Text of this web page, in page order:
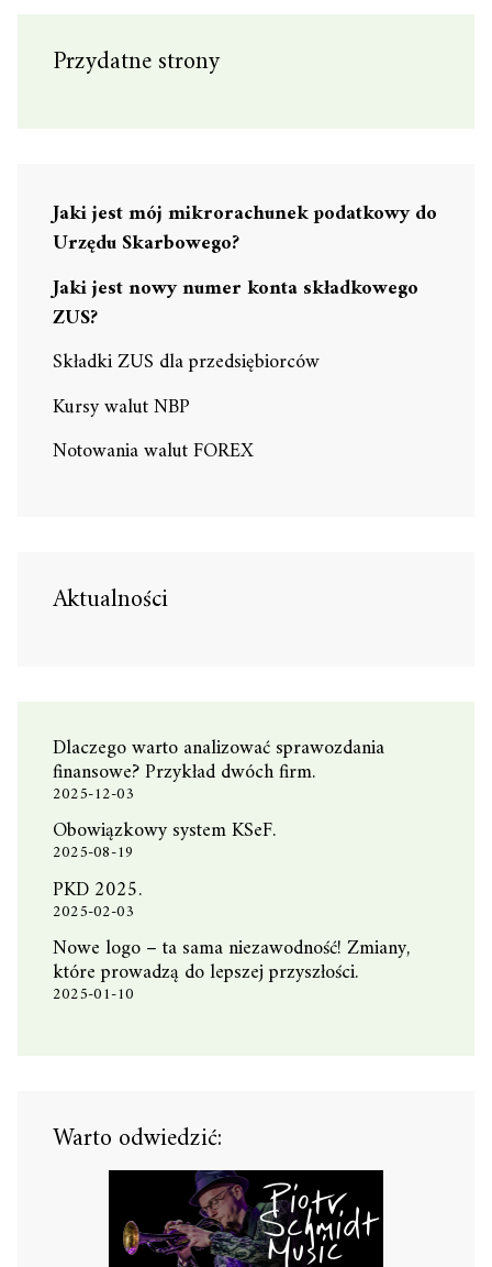
Przydatne strony
Jaki jest mój mikrorachunek podatkowy do
Urzędu Skarbowego?
Jaki jest nowy numer konta składkowego
ZUS?
Składki ZUS dla przedsiębiorców
Kursy walut NBP
Notowania walut FOREX
Aktualności
Dlaczego warto analizować sprawozdania
finansowe? Przykład dwóch firm.
2025-12-03
Obowiązkowy system KSeF.
2025-08-19
PKD 2025.
2025-02-03
Nowe logo – ta sama niezawodność! Zmiany,
które prowadzą do lepszej przyszłości.
2025-01-10
Warto odwiedzić: